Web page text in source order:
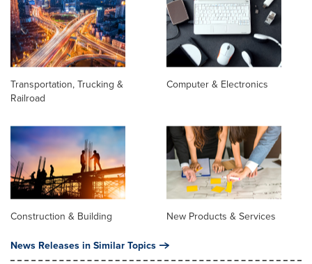
Transportation, Trucking &
Railroad
Computer & Electronics
Construction & Building New Products & Services
News Releases in Similar Topics